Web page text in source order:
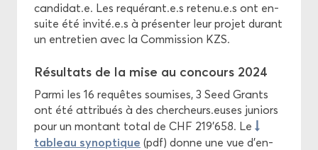
can­di­dat.e. Les re­qué­rant.e.s re­te­nu.e.s ont en­
suite été in­vi­té.e.s à pré­sen­ter leur pro­jet du­rant
un en­tre­tien avec la Com­mis­sion KZS.
Ré­sul­tats de la mise au concours 2024
Parmi les 16 re­quêtes sou­mises, 3 Seed Grants
ont été at­tri­bués à des cher­cheurs.euses ju­niors
pour un mon­tant total de CHF 219’658. Le
ta­bleau sy­nop­tique (pdf) donne une vue d’en­